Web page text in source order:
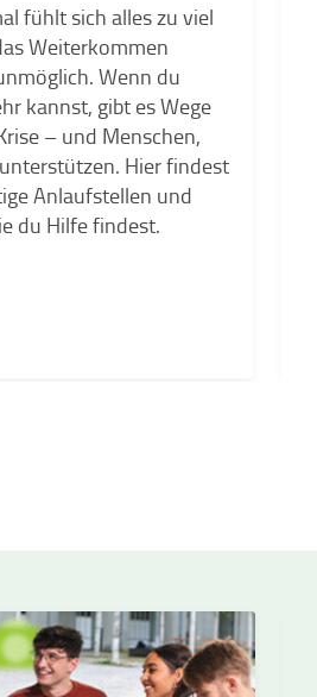
fühlt sich alles zu viel
Weiterkommen
Wenn du
kannst, gibt es Wege
– und Menschen,
Hier findest
Anlaufstellen und
du Hilfe findest.